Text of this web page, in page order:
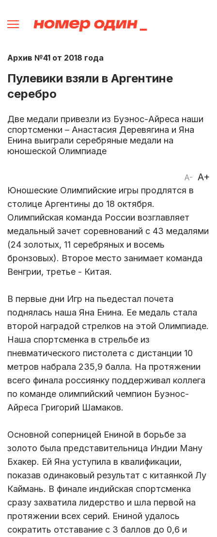
Архив №41 от 2018 года
Пулевики взяли в Аргентине
серебро
Две медали привезли из Буэнос-Айреса наши
спортсменки – Анастасия Деревягина и Яна
Енина выиграли серебряные медали на
юношеской Олимпиаде
A- A+
Юношеские Олимпийские игры продлятся в
столице Аргентины до 18 октября.
Олимпийская команда России возглавляет
медальный зачет соревнований с 43 медалями
(24 золотых, 11 серебряных и восемь
бронзовых). Второе место занимает команда
Венгрии, третье - Китая.
В первые дни Игр на пьедестал почета
поднялась наша Яна Енина. Ее медаль стала
второй наградой стрелков на этой Олимпиаде.
Наша спортсменка в стрельбе из
пневматического пистолета с дистанции 10
метров набрала 235,9 балла. На протяжении
всего финала россиянку поддерживал коллега
по команде олимпийский чемпион Буэнос-
Айреса Григорий Шамаков.
Основной соперницей Ениной в борьбе за
золото была представительница Индии Ману
Бхакер. Ей Яна уступила в квалификации,
показав одинаковый результат с китаянкой Лу
Каймань. В финале индийская спортсменка
сразу захватила лидерство и шла первой на
протяжении всех серий. Ениной удалось
сократить отставание с 3 баллов до 0,6 и